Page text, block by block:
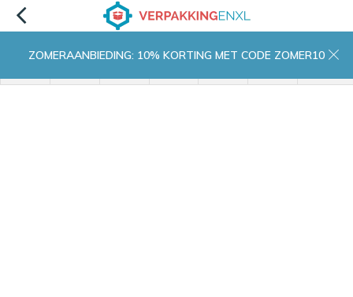
ZOMERAANBIEDING: 10% KORTING MET CODE ZOMER10